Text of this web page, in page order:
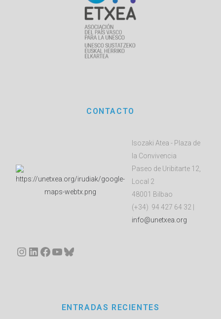
CONTACTO
Isozaki Atea - Plaza de
la Convivencia
Paseo de Uribitarte 12,
Local 2
48001 Bilbao
(+34) 94 427 64 32 |
info@unetxea.org
Instagram
LinkedIn
Facebook
YouTube
Bluesky
ENTRADAS RECIENTES